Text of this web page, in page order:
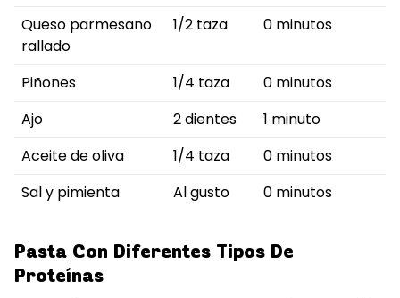
Queso parmesano
rallado
1/2 taza 0 minutos
Piñones 1/4 taza
0 minutos
Ajo
2 dientes
1 minuto
Aceite de oliva
1/4 taza
0 minutos
Sal y pimienta
Al gusto 0 minutos
Pasta Con Diferentes Tipos De
Proteínas